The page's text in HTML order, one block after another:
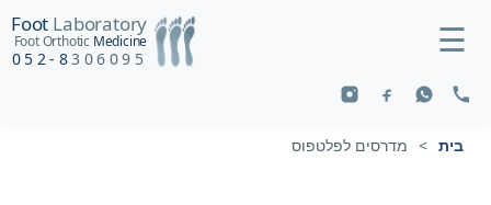
☰
Foot Laboratory
Foot Orthotic Medicine
052-8306095
בית > מדרסים לפלטפוס